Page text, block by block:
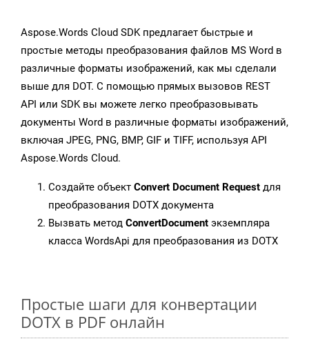
Aspose.Words Cloud SDK предлагает быстрые и
простые методы преобразования файлов MS Word в
различные форматы изображений, как мы сделали
выше для DOT. С помощью прямых вызовов REST
API или SDK вы можете легко преобразовывать
документы Word в различные форматы изображений,
включая JPEG, PNG, BMP, GIF и TIFF, используя API
Aspose.Words Cloud.
Создайте объект Convert Document Request для
преобразования DOTX документа
Вызвать метод ConvertDocument экземпляра
класса WordsApi для преобразования из DOTX
Простые шаги для конвертации
DOTX в PDF онлайн